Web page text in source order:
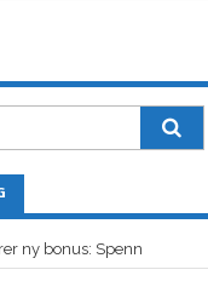
ny bonus: Spenn